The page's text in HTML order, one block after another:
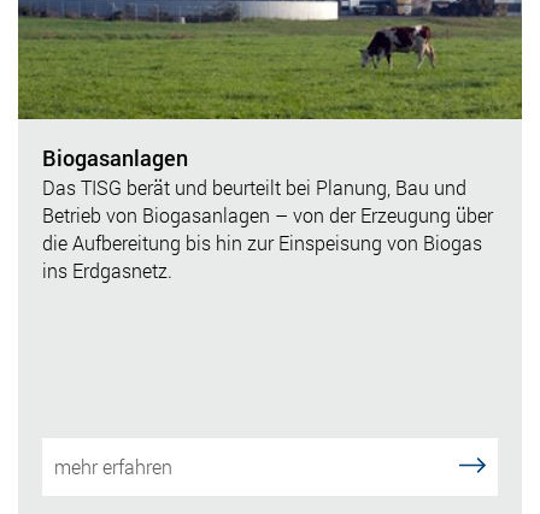
Biogasanlagen
Das TISG berät und beurteilt bei Planung, Bau und
Betrieb von Biogasanlagen – von der Erzeugung über
die Aufbereitung bis hin zur Einspeisung von Biogas
ins Erdgasnetz.
mehr erfahren